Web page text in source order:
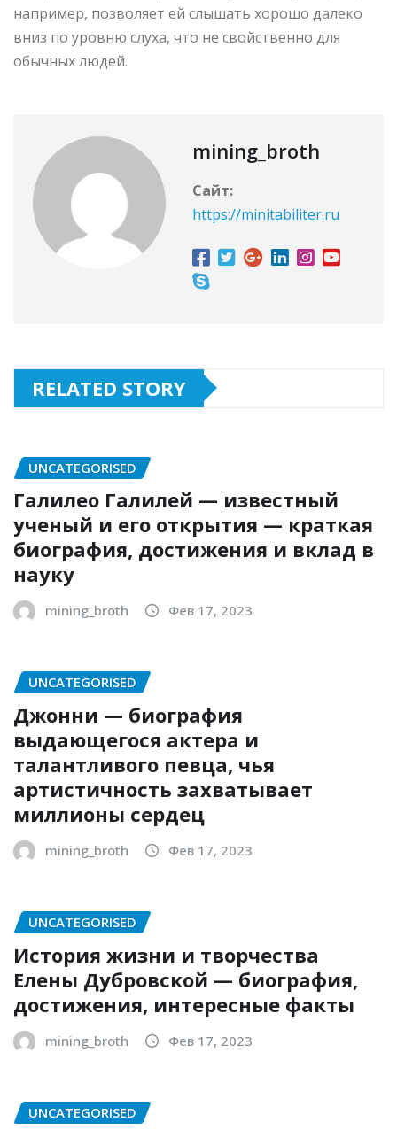
например, позволяет ей слышать хорошо далеко
вниз по уровню слуха, что не свойственно для
обычных людей.
mining_broth
Сайт:
https://minitabiliter.ru
RELATED STORY
UNCATEGORISED
Галилео Галилей — известный
ученый и его открытия — краткая
биография, достижения и вклад в
науку
mining_broth Фев 17, 2023
UNCATEGORISED
Джонни — биография
выдающегося актера и
талантливого певца, чья
артистичность захватывает
миллионы сердец
mining_broth Фев 17, 2023
UNCATEGORISED
История жизни и творчества
Елены Дубровской — биография,
достижения, интересные факты
mining_broth Фев 17, 2023
UNCATEGORISED